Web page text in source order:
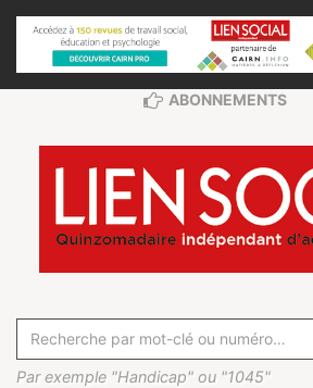
Par exemple "Handicap" ou "1045"
ABONNEMENTS